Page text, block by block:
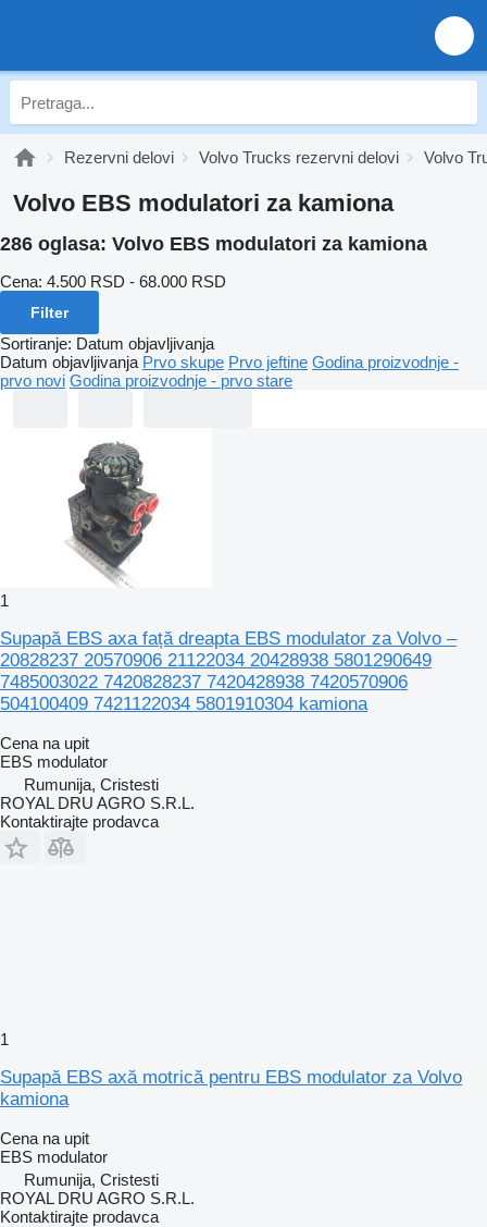
Rezervni delovi Volvo Trucks rezervni delovi Volvo
Volvo EBS modulatori za kamiona
286 oglasa: Volvo EBS modulatori za kamiona
Cena: 4.500 RSD - 68.000 RSD
Filter
Sortiranje: Datum objavljivanja
Datum objavljivanja Prvo skupe Prvo jeftine Godina proizvodnje -
prvo novi Godina proizvodnje - prvo stare
1
Supapă EBS axa față dreapta EBS modulator za Volvo –
20828237 20570906 21122034 20428938 5801290649
7485003022 7420828237 7420428938 7420570906
504100409 7421122034 5801910304 kamiona
Cena na upit
EBS modulator
Rumunija, Cristesti
ROYAL DRU AGRO S.R.L.
Kontaktirajte prodavca
1
Supapă EBS axă motrică pentru EBS modulator za Volvo
kamiona
Cena na upit
EBS modulator
Rumunija, Cristesti
ROYAL DRU AGRO S.R.L.
Kontaktirajte prodavca